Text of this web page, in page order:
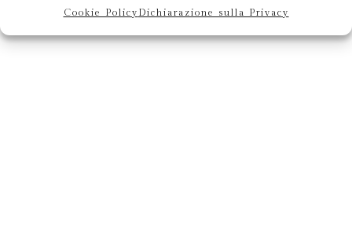
Cookie Policy Dichiarazione sulla Privacy